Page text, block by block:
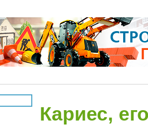
Кариес,